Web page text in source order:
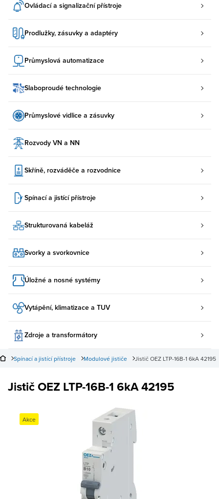
Ovládací a signalizační přístroje
Prodlužky, zásuvky a adaptéry
Průmyslová automatizace
Slaboproudé technologie
Průmyslové vidlice a zásuvky
Rozvody VN a NN
Skříně, rozváděče a rozvodnice
Spínací a jistící přístroje
Strukturovaná kabeláž
Svorky a svorkovnice
Úložné a nosné systémy
Vytápění, klimatizace a TUV
Zdroje a transformátory
Jistič OEZ LTP-16B-1 6kA 42195
Modulové jističe
Spínací a jistící přístroje
Jistič OEZ LTP-16B-1 6kA 42195
Akce